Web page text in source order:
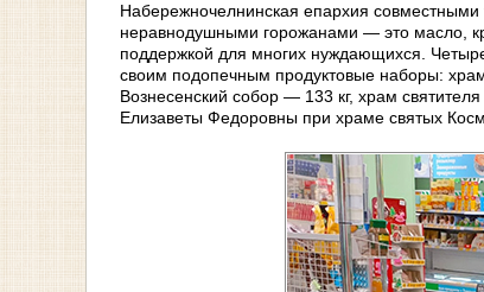
Набережночелнинская епархия
неравнодушными горожанами — это масло,
поддержкой для многих нуждающихся.
своим подопечным продуктовые наборы:
Вознесенский собор — 133 кг, храм
Елизаветы Федоровны при храме святых